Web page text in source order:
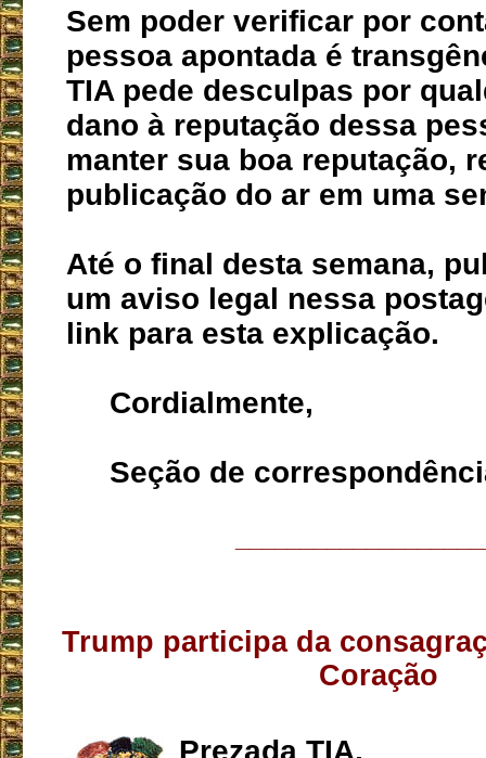
Sem poder verificar por
pessoa apontada é
TIA pede desculpas por
dano à reputação dessa
manter sua boa reputação,
publicação do ar em uma
Até o final desta semana,
um aviso legal nessa
link para esta explicação.
Cordialmente,
Seção de
Trump participa da
Coração
Prezada TIA,